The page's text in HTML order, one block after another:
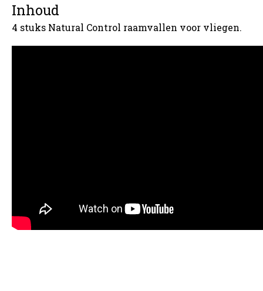
Inhoud
4 stuks Natural Control raamvallen voor vliegen.